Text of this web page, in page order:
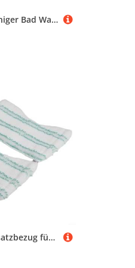
Novaliv Fliesenreiniger Bad Wand mit Teleskopstiel inkl. Mikrofaser Bezug Fliesenwischer Badwischer Fliesenputzer Bad
Hochleistungs-Ersatzbezug für Leifheit Fliesenwischer-Pad, einfacher Wechsel (2 Stück)